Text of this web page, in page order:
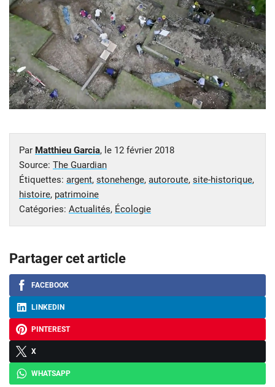
Par Matthieu Garcia, le 12 février 2018
Source: The Guardian
Étiquettes: argent, stonehenge, autoroute, site-historique,
histoire, patrimoine
Catégories: Actualités, Écologie
Partager cet article
FACEBOOK
LINKEDIN
PINTEREST
X
WHATSAPP